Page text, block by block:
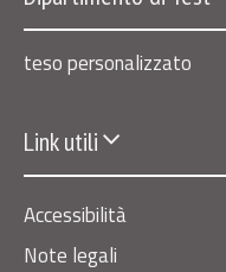
teso personalizzato
Link utili
Accessibilità
Note legali